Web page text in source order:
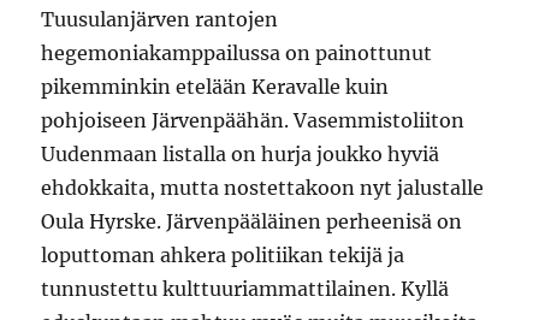
Tuusulanjärven rantojen
hegemoniakamppailussa on painottunut
pikemminkin etelään Keravalle kuin
pohjoiseen Järvenpäähän. Vasemmistoliiton
Uudenmaan listalla on hurja joukko hyviä
ehdokkaita, mutta nostettakoon nyt jalustalle
Oula Hyrske. Järvenpääläinen perheenisä on
loputtoman ahkera politiikan tekijä ja
tunnustettu kulttuuriammattilainen. Kyllä